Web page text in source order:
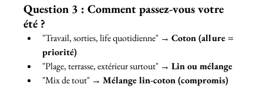
Question 3 : Comment passez-vous votre
été ?
"Travail, sorties, life quotidienne" → Coton (allure =
priorité)
"Plage, terrasse, extérieur surtout" → Lin ou mélange
"Mix de tout" → Mélange lin-coton (compromis)